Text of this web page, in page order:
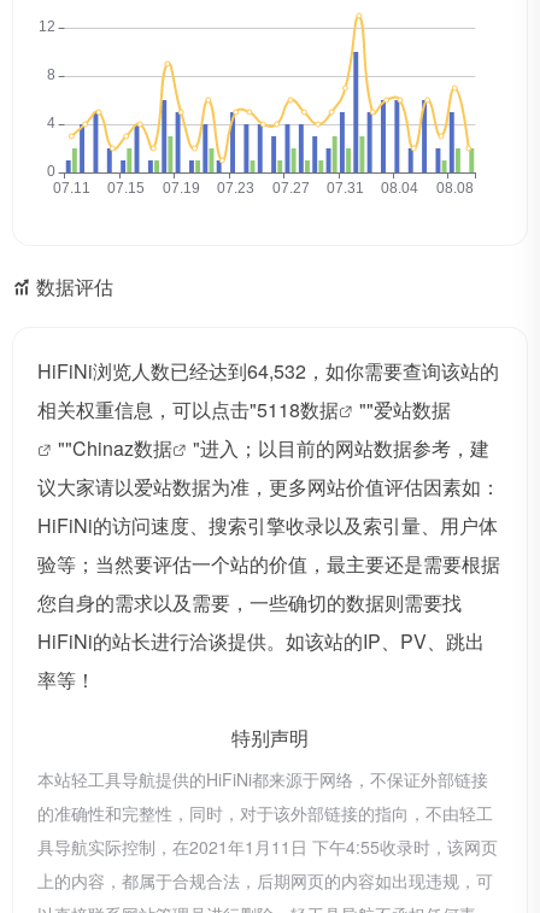
数据评估
HiFiNi浏览人数已经达到64,532，如你需要查询该站的
相关权重信息，可以点击"5118数据 ""爱站数据
""Chinaz数据
"进入；以目前的网站数据参考，建
议大家请以爱站数据为准，更多网站价值评估因素如：
HiFiNi的访问速度、搜索引擎收录以及索引量、用户体
验等；当然要评估一个站的价值，最主要还是需要根据
您自身的需求以及需要，一些确切的数据则需要找
HiFiNi的站长进行洽谈提供。如该站的IP、PV、跳出
率等！
特别声明
本站轻工具导航提供的HiFiNi都来源于网络，不保证外部链接
的准确性和完整性，同时，对于该外部链接的指向，不由轻工
具导航实际控制，在2021年1月11日 下午4:55收录时，该网页
上的内容，都属于合规合法，后期网页的内容如出现违规，可